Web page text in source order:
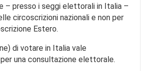
– presso i seggi elettorali in Italia –
circoscrizioni nazionali e non per
Estero.
di votare in Italia vale
una consultazione elettorale.